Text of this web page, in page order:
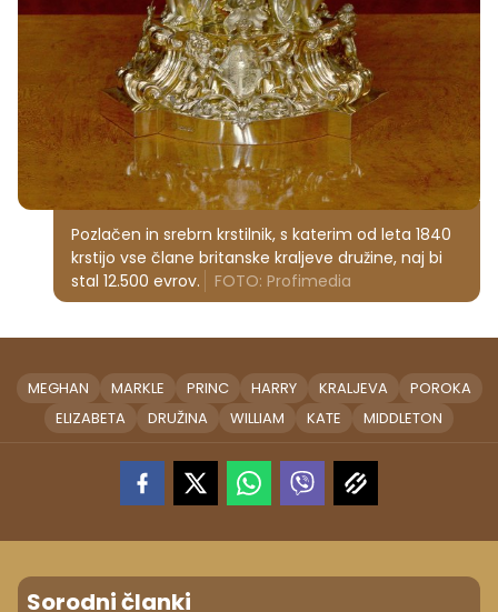
Pozlačen in srebrn krstilnik, s katerim od leta 1840
krstijo vse člane britanske kraljeve družine, naj bi
stal 12.500 evrov.
FOTO: Profimedia
MEGHAN MARKLE PRINC HARRY KRALJEVA
POROKA
ELIZABETA
DRUŽINA WILLIAM KATE MIDDLETON
Sorodni članki